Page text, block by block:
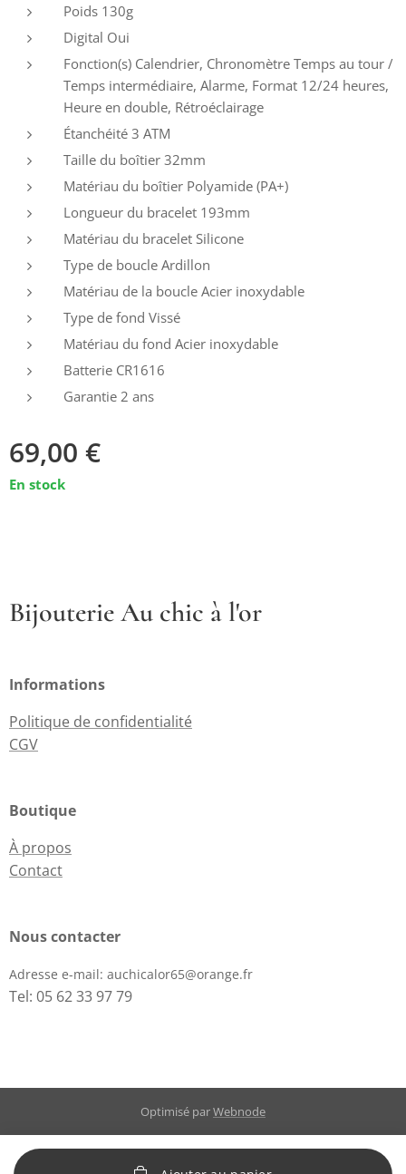
Poids 130g
Digital Oui
Fonction(s) Calendrier, Chronomètre Temps au tour /
Temps intermédiaire, Alarme, Format 12/24 heures,
Heure en double, Rétroéclairage
Étanchéité 3 ATM
Taille du boîtier 32mm
Matériau du boîtier Polyamide (PA+)
Longueur du bracelet 193mm
Matériau du bracelet Silicone
Type de boucle Ardillon
Matériau de la boucle Acier inoxydable
Type de fond Vissé
Matériau du fond Acier inoxydable
Batterie CR1616
Garantie 2 ans
69,00 €
En stock
Bijouterie Au chic à l'or
Informations
Politique de confidentialité
CGV
Boutique
À propos
Contact
Nous contacter
Adresse e-mail: auchicalor65@orange.fr
Tel: 05 62 33 97 79
Optimisé parWebnode